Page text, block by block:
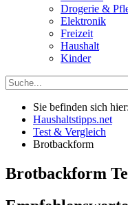
Drogerie &
Elektronik
Freizeit
Haushalt
Kinder
Sie befinden sich hier:
Haushaltstipps.net
Test & Vergleich
Brotbackform
Brotbackform